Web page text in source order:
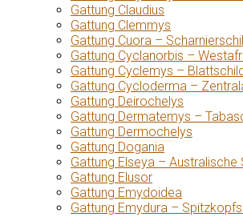
Gattung Claudius
Gattung Clemmys
Gattung Cuora –
Gattung Cyclanorbis –
Gattung Cyclemys –
Gattung Cycloderma –
Gattung Deirochelys
Gattung Dermatemys –
Gattung Dermochelys
Gattung Dogania
Gattung Elseya –
Gattung Elusor
Gattung Emydoidea
Gattung Emydura –